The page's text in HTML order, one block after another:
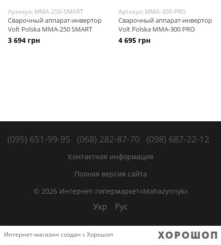
Артикул: MMA-250-SMART
Сварочный аппарат-инвертор
Volt Polska MMA-250 SMART
3 694 грн
Артикул: MMA-300-PRO
Сварочный аппарат-инвертор
Volt Polska MMA-300 PRO
4 695 грн
(095) 651-99-95 (068) 282-87-70 (098) 687-22-12
Контактная информация
Полная версия сайта
© 2026 Интернет-гипермаркет«Mahazynnyk»
Укр Рус
Интернет-магазин создан с Хорошоп